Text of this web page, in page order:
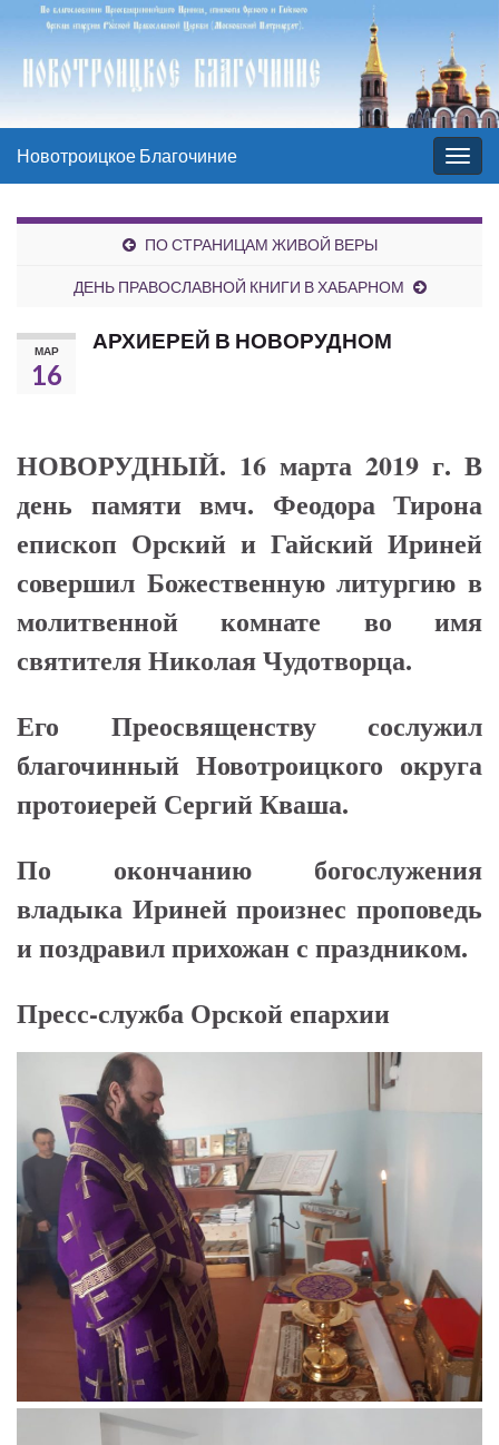
Вкл/
выкл
Новотроицкое Благочиние
ПО СТРАНИЦАМ ЖИВОЙ ВЕРЫ
ДЕНЬ ПРАВОСЛАВНОЙ КНИГИ В ХАБАРНОМ
МАР
16
АРХИЕРЕЙ В НОВОРУДНОМ
НОВОРУДНЫЙ. 16 марта 2019 г. В
день памяти вмч. Феодора Тирона
епископ Орский и Гайский Ириней
совершил Божественную литургию в
молитвенной комнате во имя
святителя Николая Чудотворца.
Его Преосвященству сослужил
благочинный Новотроицкого округа
протоиерей Сергий Кваша.
По окончанию богослужения
владыка Ириней произнес проповедь
и поздравил прихожан с праздником.
Пресс-служба Орской епархии